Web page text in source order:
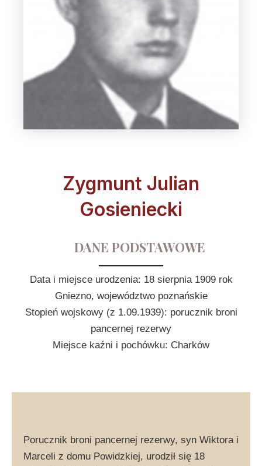
Zygmunt Julian
Gosieniecki
DANE PODSTAWOWE
Data i miejsce urodzenia: 18 sierpnia 1909 rok
Gniezno, województwo poznańskie
Stopień wojskowy (z 1.09.1939): porucznik broni
pancernej rezerwy
Miejsce kaźni i pochówku: Charków
Porucznik broni pancernej rezerwy, syn Wiktora i
Marceli z domu Powidzkiej, urodził się 18